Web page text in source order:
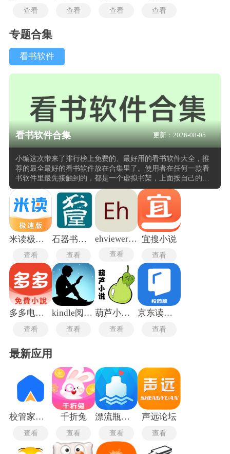
查看 查看 查看 查看
专题合集
看书软件
看书软件合集 更新：2026-08-05
小编这次带来了排行榜上免费的、最好用的看书软件大全，推
荐的最全最好的看书软件放在合集里了。使用者在任何一款看
书软件里最先接触到的，都是一个虚拟书架，上面按自己的分
类习惯排列着已经导入或购买的全部书籍，点开任意一本后自
动跳转到上次合上书时停下的那个段落。口碑最好的看书软件
文本解析引擎负责识别和打开十几种常见格式，部分工具还支
持漫画压缩包和网页文章的抓取与清洗。字体和字号、行距和
段间距、页边距和亮度全部开放手动调节，白天与深色模式跟
随系统时间自动切换，翻页方式在上下滚动、左右平移和仿真
书页三种动画之间自由选择。
米读极速版
查看
石器书屋自由阅读
查看
ehviewer1.7.3
查看
宜搜小说
查看
多多电子书
查看
kindle阅读器
查看
葫芦小说阅读器
查看
京东读书校园版
查看
最新应用
校管家云校
查看
千折兔
查看
漂流瓶旧版
查看
声远论坛
查看